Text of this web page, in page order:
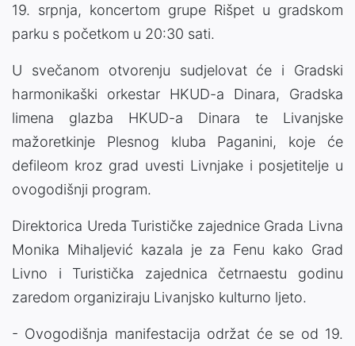
19. srpnja, koncertom grupe Rišpet u gradskom
parku s početkom u 20:30 sati.
U svečanom otvorenju sudjelovat će i Gradski
harmonikaški orkestar HKUD-a Dinara, Gradska
limena glazba HKUD-a Dinara te Livanjske
mažoretkinje Plesnog kluba Paganini, koje će
defileom kroz grad uvesti Livnjake i posjetitelje u
ovogodišnji program.
Direktorica Ureda Turističke zajednice Grada Livna
Monika Mihaljević kazala je za Fenu kako Grad
Livno i Turistička zajednica četrnaestu godinu
zaredom organiziraju Livanjsko kulturno ljeto.
- Ovogodišnja manifestacija održat će se od 19.